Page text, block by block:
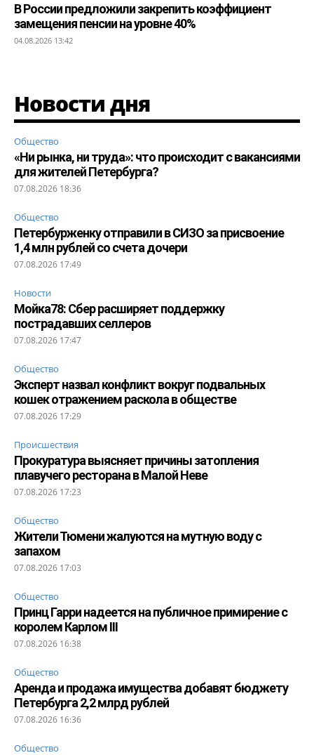
В России предложили закрепить коэффициент
замещения пенсии на уровне 40%
04.08.2026 13:42
Новости дня
Общество
«Ни рынка, ни труда»: что происходит с вакансиями
для жителей Петербурга?
07.08.2026 18:36
Общество
Петербурженку отправили в СИЗО за присвоение
1,4 млн рублей со счета дочери
07.08.2026 17:49
Новости
Мойка78: Сбер расширяет поддержку
пострадавших селлеров
07.08.2026 17:47
Общество
Эксперт назвал конфликт вокруг подвальных
кошек отражением раскола в обществе
07.08.2026 17:29
Происшествия
Прокуратура выясняет причины затопления
плавучего ресторана в Малой Неве
07.08.2026 17:23
Общество
Жители Тюмени жалуются на мутную воду с
запахом
07.08.2026 17:03
Общество
Принц Гарри надеется на публичное примирение с
королем Карлом III
07.08.2026 16:38
Общество
Аренда и продажа имущества добавят бюджету
Петербурга 2,2 млрд рублей
07.08.2026 16:36
Общество